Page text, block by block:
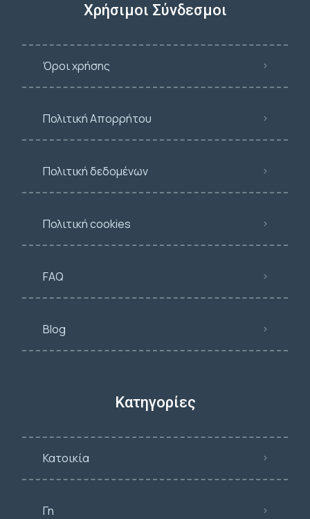
Χρήσιμοι Σύνδεσμοι
Όροι χρήσης
Πολιτική Απορρήτου
Πολιτική δεδομένων
Πολιτική cookies
FAQ
Blog
Κατηγορίες
Κατοικία
Γη